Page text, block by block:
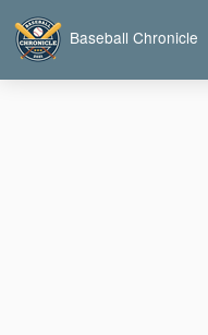
Baseball Chronicle